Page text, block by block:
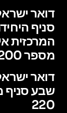
דואר
סניף
המרכזית
מספר 200
דואר
שבע סניף
220